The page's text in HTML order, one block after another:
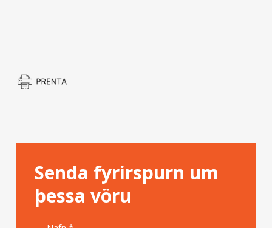
Senda fyrirspurn um
þessa vöru